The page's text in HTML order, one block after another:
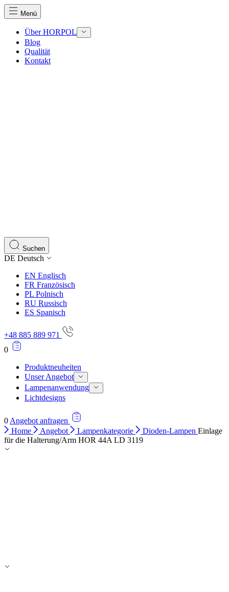
Menü
Über HORPOL
Blog
Qualität
Kontakt
Suchen
DE Deutsch
EN Englisch
FR Französisch
PL Polnisch
RU Russisch
ES Spanisch
+48 885 889 971
0
Produktneuheiten
Unser Angebot
Lampenanwendung
Lichtdesigns
0 Angebot anfragen
Home
Angebot Lampenkategorie Dioden-Lampen Einlage
für die Halterung/Arm HOR 44A LD 3119
Marketing-Cookies werden verwendet, um Benutzer
einzelnen Benutzer relevant und ansprechend sind und
Nicht kategorisiert.
Andere nicht kategorisierte Cookies sind solche, die